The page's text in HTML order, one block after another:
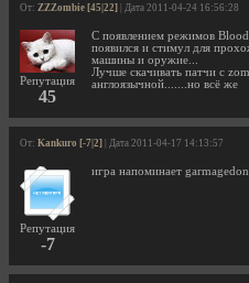
От: ZZZombie [45|22] | Дата 2011-04-24 16:56:28
Репутация
45
C появлением режимов Blood
появился и стимул для
машины и оружие...
Лучше скачивать патчи с
англоязычной.......но всё же
От: Kankuro [-7|2] | Дата 2011-04-17 14:13:57
Репутация
-7
игра напоминает